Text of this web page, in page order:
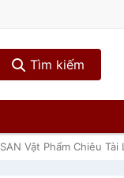
Tìm kiếm
Vật Phẩm Chiêu Tài